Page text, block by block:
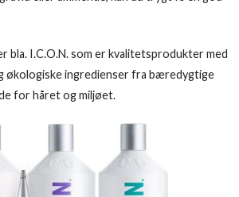
bla. I.C.O.N. som er kvalitetsprodukter med
økologiske ingredienser fra bæredygtige
for håret og miljøet.